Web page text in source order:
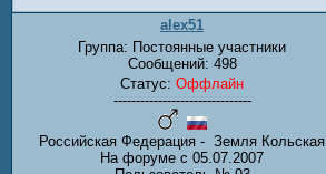
alex51
Группа: Постоянные участники
Сообщений: 498
Статус: Оффлайн
-------------------------------
Российская Федерация - Земля Кольская
На форуме с 05.07.2007